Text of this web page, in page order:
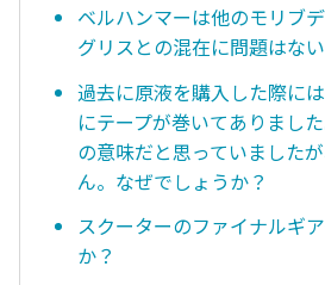
ベルハンマーは他のモリブ
グリスとの混在に問題はな
過去に原液を購入した際に
にテープが巻いてありまし
の意味だと思っていました
ん。なぜでしょうか？
スクーターのファイナルギ
か？